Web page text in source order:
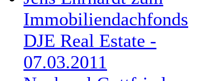
Immobiliendachfonds
DJE Real Estate -
07.03.2011